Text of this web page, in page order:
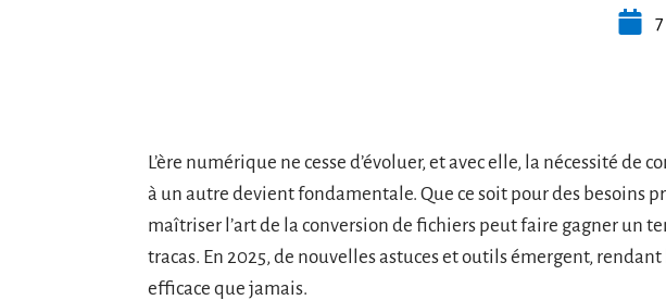
L’ère numérique ne cesse d’évoluer, et avec elle, la nécessité de
à un autre devient fondamentale. Que ce soit pour des besoins
maîtriser l’art de la conversion de fichiers peut faire gagner un
tracas. En 2025, de nouvelles astuces et outils émergent,
efficace que jamais.